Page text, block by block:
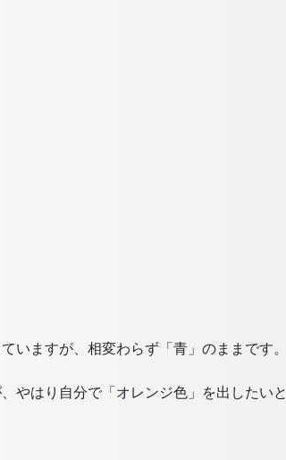
いますが、相変わらず「青」のままです。
やはり自分で「オレンジ色」を出したいと